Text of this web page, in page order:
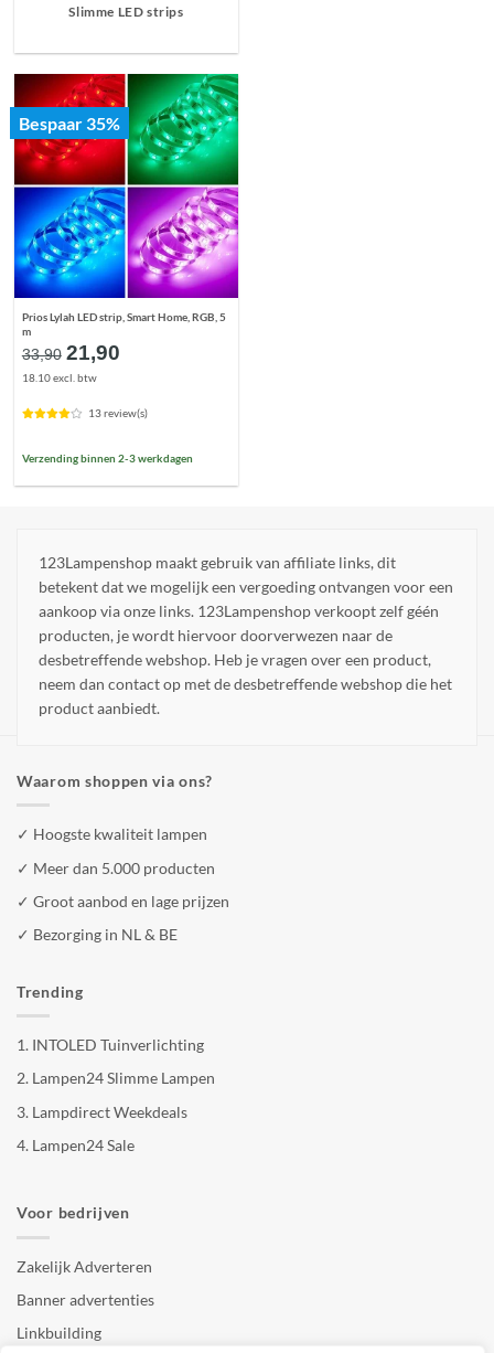
Slimme LED strips
Bespaar 35%
Prios Lylah LED strip, Smart Home, RGB, 5
m
33,90 Oorspronkelijke
prijs
€33,90.
21,90Huidige
€21,90.
18.10 excl. btw
13 review(s)
Verzending binnen 2-3 werkdagen
123Lampenshop maakt gebruik van affiliate links, dit
betekent dat we mogelijk een vergoeding ontvangen voor een
aankoop via onze links. 123Lampenshop verkoopt zelf géén
producten, je wordt hiervoor doorverwezen naar de
desbetreffende webshop. Heb je vragen over een product,
neem dan contact op met de desbetreffende webshop die het
product aanbiedt.
Waarom shoppen via ons?
✓ Hoogste kwaliteit lampen
✓ Meer dan 5.000 producten
✓ Groot aanbod en lage prijzen
✓ Bezorging in NL & BE
Trending
1. INTOLED Tuinverlichting
2. Lampen24 Slimme Lampen
3. Lampdirect Weekdeals
4. Lampen24 Sale
Voor bedrijven
Zakelijk Adverteren
Banner advertenties
Linkbuilding